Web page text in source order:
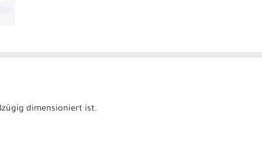
dimensioniert ist.